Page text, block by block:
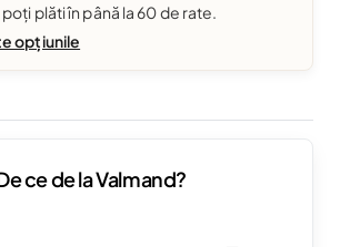
plăti în până la 60 de rate.
opțiunile
ce de la Valmand?